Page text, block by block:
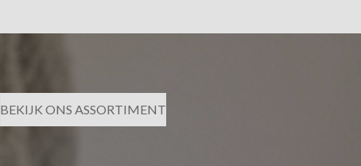
BEKIJK ONS ASSORTIMENT